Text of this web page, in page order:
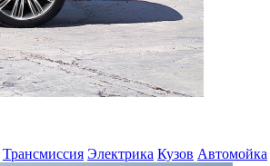
Трансмиссия Электрика Кузов Автомойка